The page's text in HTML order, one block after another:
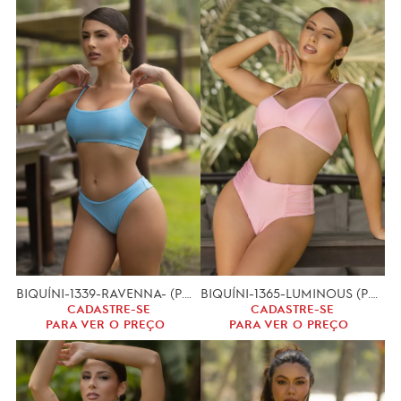
CADASTRE-SE
PARA VER O PREÇO
CADASTRE-SE
PARA VER O PREÇO